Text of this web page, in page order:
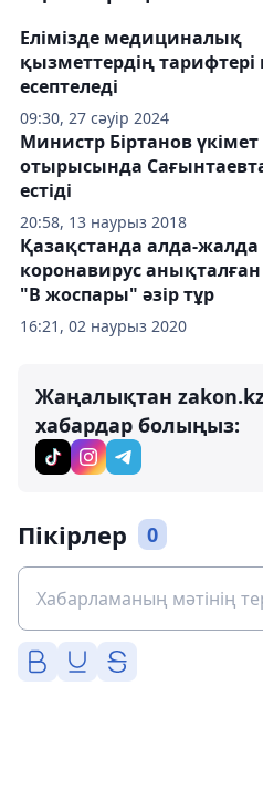
09:30, 27 сәуір 2024
Елімізде медициналық
қызметтердің тарифтері
есептеледі
20:58, 13 наурыз 2018
Министр Біртанов үкімет
отырысында
естіді
16:21, 02 наурыз 2020
Қазақстанда алда-жалда
коронавирус
"В жоспары" әзір тұр
Жаңалықтан
хабардар болыңыз:
Пікірлер 0